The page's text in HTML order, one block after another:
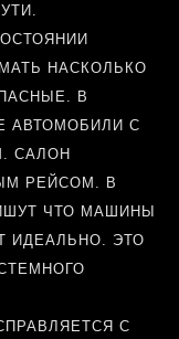
НАСКОЛЬКО
В
АВТОМОБИЛИ С
САЛОН
РЕЙСОМ. В
ЧТО МАШИНЫ
ИДЕАЛЬНО. ЭТО
С